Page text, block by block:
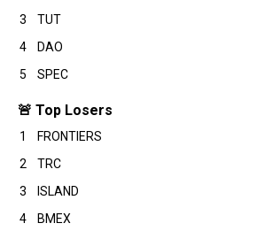
3
TUT
4
DAO
5
SPEC
🚨 Top Losers
1 FRONTIERS
2
TRC
3
ISLAND
4
BMEX